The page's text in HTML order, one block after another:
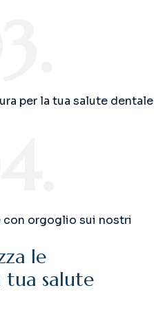
per la tua salute dentale
con orgoglio sui nostri
za le
tua salute